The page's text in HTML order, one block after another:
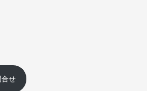
合せ